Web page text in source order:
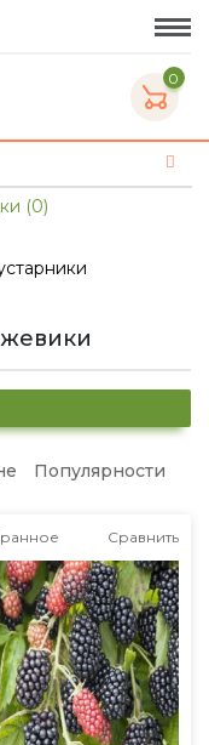
0
(0)
Популярности
Сравнить